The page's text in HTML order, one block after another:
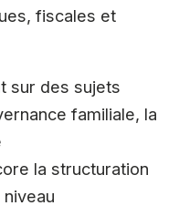
fiscales et
sur des sujets
familiale, la
la structuration
niveau